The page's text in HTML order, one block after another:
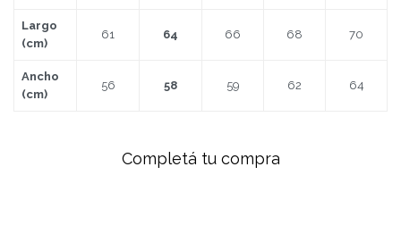
Largo
(cm)
61 64 66 68 70
Ancho
(cm)
56 58 59 62 64
Completá tu compra